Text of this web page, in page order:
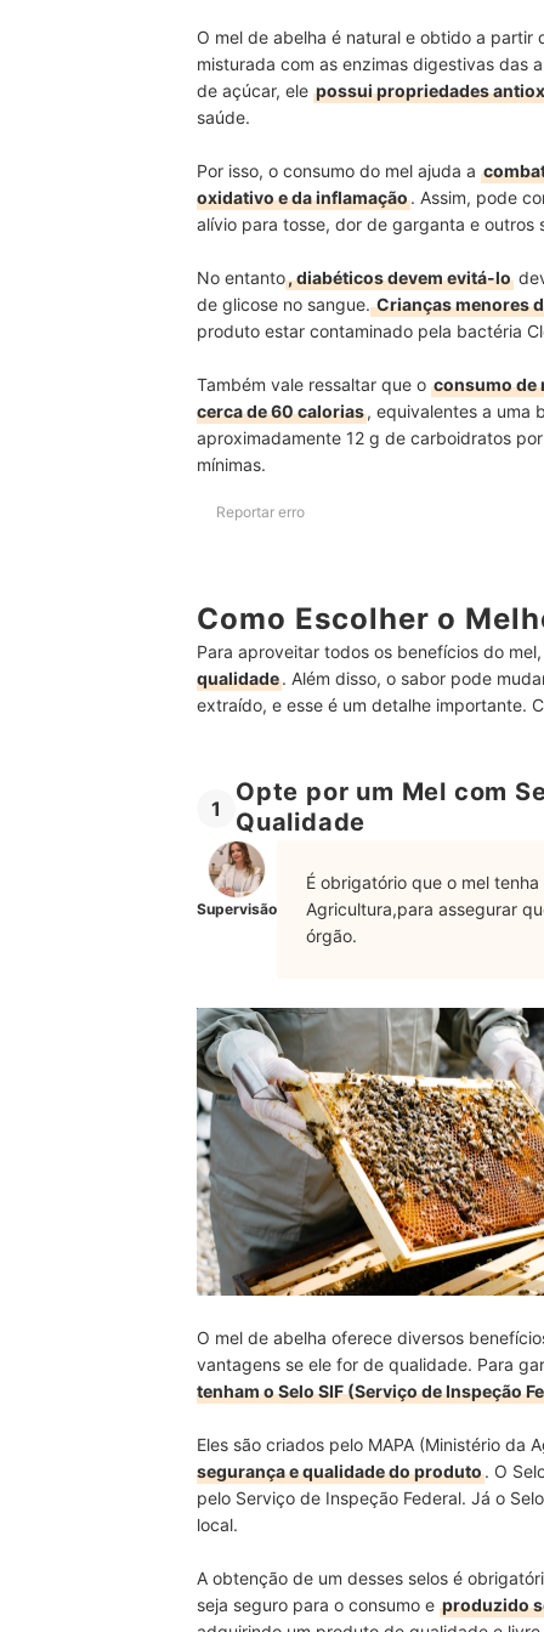
O mel de abelha é natural e obtido a
misturada com as enzimas digestivas das
de açúcar, ele possui propriedades
saúde.
Por isso, o consumo do mel ajuda a
oxidativo e da inflamação. Assim, pode
alívio para tosse, dor de garganta e outros
No entanto, diabéticos devem evitá-lo
de glicose no sangue.Crianças menores
produto estar contaminado pela bactéria
Também vale ressaltar que o consumo de
cerca de 60 calorias, equivalentes a uma
aproximadamente 12 g de carboidratos
mínimas.
Reportar erro
Como Escolher o
Para aproveitar todos os benefícios do mel,
qualidade. Além disso, o sabor pode
extraído, e esse é um detalhe importante.
1
Opte por um Mel com
Qualidade
Supervisão
É obrigatório que o mel
Agricultura,para assegurar
órgão.
O mel de abelha oferece diversos
vantagens se ele for de qualidade. Para
tenham o Selo SIF (Serviço de Inspeção
Eles são criados pelo MAPA (Ministério da
segurança e qualidade do produto. O
pelo Serviço de Inspeção Federal. Já o
local.
A obtenção de um desses selos é
seja seguro para o consumo e produzido